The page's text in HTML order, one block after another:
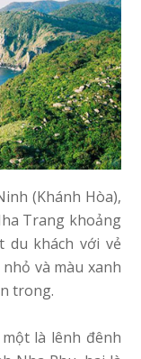
(Khánh Hòa),
Trang khoảng
du khách với vẻ
và màu xanh
trong.
là lênh đênh